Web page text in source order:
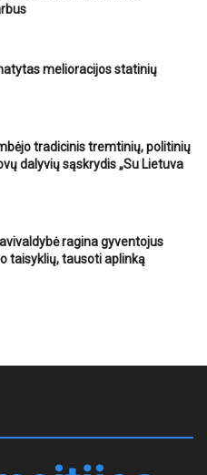
melioracijos statinių
tradicinis tremtinių, politinių
dalyvių sąskrydis „Su Lietuva
ragina gyventojus
taisyklių, tausoti aplinką